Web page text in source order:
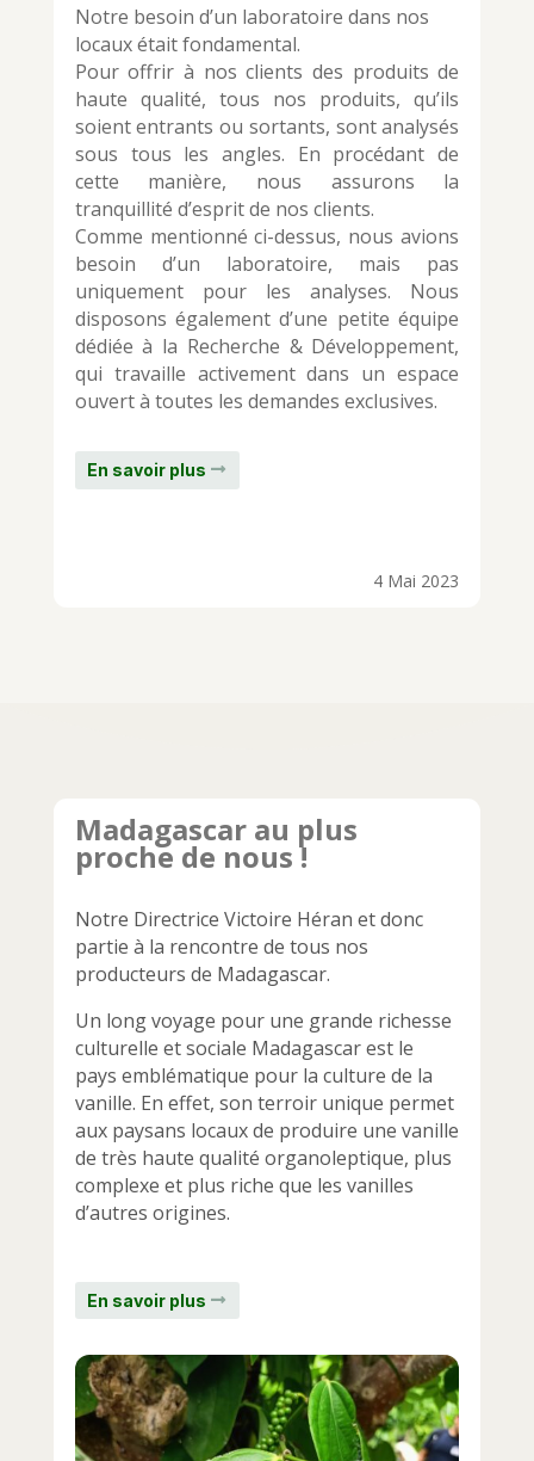
Notre besoin d’un laboratoire dans nos
locaux était fondamental.
Pour offrir à nos clients des produits de
haute qualité, tous nos produits, qu’ils
soient entrants ou sortants, sont analysés
sous tous les angles. En procédant de
cette manière, nous assurons la
tranquillité d’esprit de nos clients.
Comme mentionné ci-dessus, nous avions
besoin d’un laboratoire, mais pas
uniquement pour les analyses. Nous
disposons également d’une petite équipe
dédiée à la Recherche & Développement,
qui travaille activement dans un espace
ouvert à toutes les demandes exclusives.
En savoir plus
4 Mai 2023
Madagascar au plus
proche de nous !
Notre Directrice Victoire Héran et donc
partie à la rencontre de tous nos
producteurs de Madagascar.
Un long voyage pour une grande richesse
culturelle et sociale Madagascar est le
pays emblématique pour la culture de la
vanille. En effet, son terroir unique permet
aux paysans locaux de produire une vanille
de très haute qualité organoleptique, plus
complexe et plus riche que les vanilles
d’autres origines.
En savoir plus